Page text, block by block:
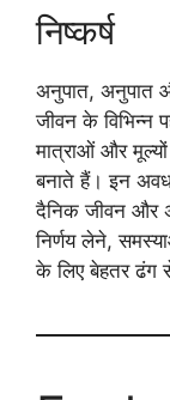
निष्कर्ष
अनुपात, अनुपात
जीवन के विभिन्न
मात्राओं और
बनाते हैं। इन
दैनिक जीवन और
निर्णय लेने,
के लिए बेहतर ढंग